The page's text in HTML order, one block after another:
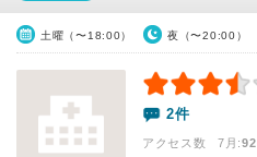
土曜（〜18:00） 夜（〜20:00）
2件
アクセス数 7月:92